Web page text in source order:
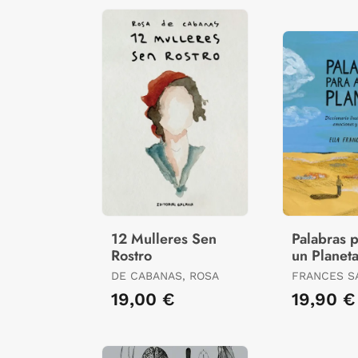
12 Mulleres Sen
Rostro
DE CABANAS, ROSA
19,00 €
Palabras
un Planeta
FRANCES
19,90 €